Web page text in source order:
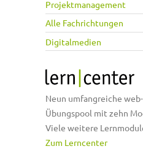
Projektmanagement
Alle Fachrichtungen
Digitalmedien
Neun umfangreiche
Übungspool mit zehn
Viele weitere
Zum Lerncenter